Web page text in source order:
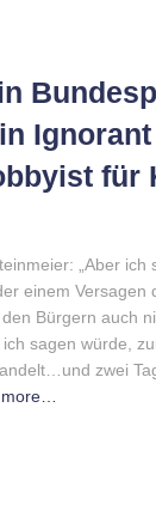
für
„Aber
einem Versagen
Bürgern auch
sagen würde,
zwei